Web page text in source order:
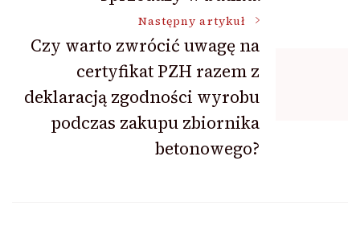
Następny artykuł
Czy warto zwrócić uwagę na
certyfikat PZH razem z
deklaracją zgodności wyrobu
podczas zakupu zbiornika
betonowego?